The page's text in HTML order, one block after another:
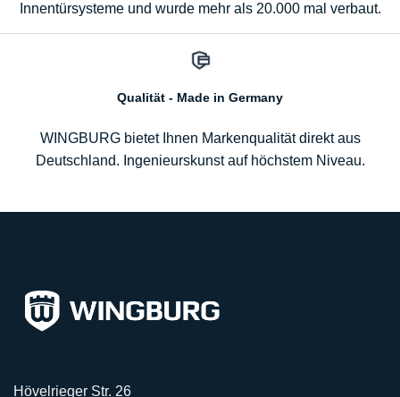
Innentürsysteme und wurde mehr als 20.000 mal verbaut.
Qualität - Made in Germany
WINGBURG bietet Ihnen Markenqualität direkt aus
Deutschland. Ingenieurskunst auf höchstem Niveau.
Hövelrieger Str. 26